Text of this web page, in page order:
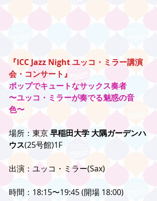
『ICC Jazz Night ユッコ・ミラー講演
会・コンサート』
ポップでキュートなサックス奏者
〜ユッコ・ミラーが奏でる魅惑の音
色〜
場所：東京 早稲田大学 大隅ガーデンハ
ウス(25号館)1F
出演：ユッコ・ミラー(Sax)
時間：18:15〜19:45 (開場 18:00)